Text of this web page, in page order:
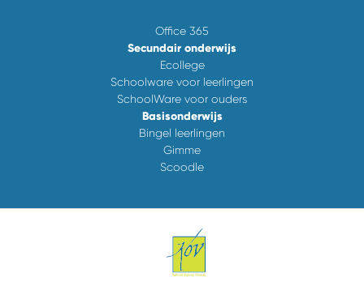
Office 365
Secundair onderwijs
Ecollege
Schoolware voor leerlingen
SchoolWare voor ouders
Basisonderwijs
Bingel leerlingen
Gimme
Scoodle